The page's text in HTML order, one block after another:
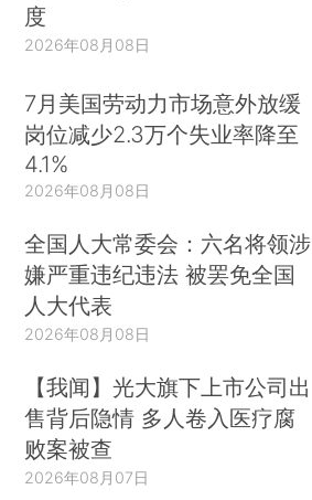
度
2026年08月08日
7月美国劳动力市场意外放缓
岗位减少2.3万个失业率降至
4.1%
2026年08月08日
全国人大常委会：六名将领涉
嫌严重违纪违法 被罢免全国
人大代表
2026年08月08日
【我闻】光大旗下上市公司出
售背后隐情 多人卷入医疗腐
败案被查
2026年08月07日